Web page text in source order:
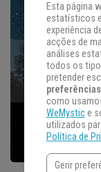
Esta página
estatísticos
experiência
acções de
análises
todos os
pretender
preferências
como
WeMystice
utilizados
Política de
Gerir